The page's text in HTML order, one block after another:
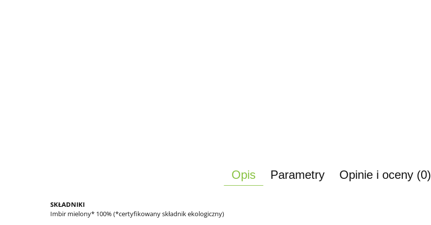
Opis Parametry Opinie i oceny (0)
SKŁADNIKI
Imbir mielony* 100% (*certyfikowany składnik ekologiczny)